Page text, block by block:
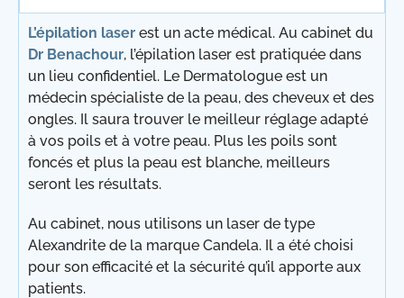
L’épilation laser est un acte médical. Au cabinet du
Dr Benachour, l’épilation laser est pratiquée dans
un lieu confidentiel. Le Dermatologue est un
médecin spécialiste de la peau, des cheveux et des
ongles. Il saura trouver le meilleur réglage adapté
à vos poils et à votre peau. Plus les poils sont
foncés et plus la peau est blanche, meilleurs
seront les résultats.
Au cabinet, nous utilisons un laser de type
Alexandrite de la marque Candela. Il a été choisi
pour son efficacité et la sécurité qu’il apporte aux
patients.